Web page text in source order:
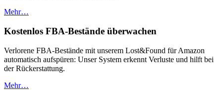
Mehr…
Kostenlos FBA-Bestände überwachen
Verlorene FBA-Bestände mit unserem Lost&Found für Amazon
automatisch aufspüren: Unser System erkennt Verluste und hilft bei
der Rückerstattung.
Mehr…